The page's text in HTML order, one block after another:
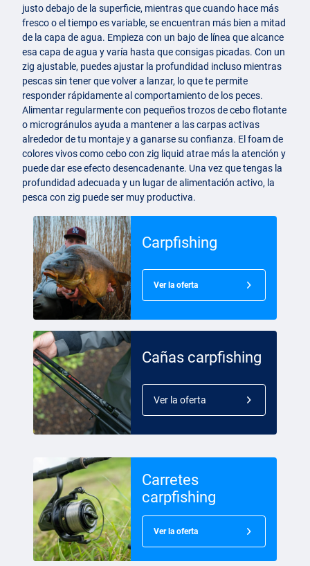
justo debajo de la superficie, mientras que cuando hace más
fresco o el tiempo es variable, se encuentran más bien a mitad
de la capa de agua. Empieza con un bajo de línea que alcance
esa capa de agua y varía hasta que consigas picadas. Con un
zig ajustable, puedes ajustar la profundidad incluso mientras
pescas sin tener que volver a lanzar, lo que te permite
responder rápidamente al comportamiento de los peces.
Alimentar regularmente con pequeños trozos de cebo flotante
o microgránulos ayuda a mantener a las carpas activas
alrededor de tu montaje y a ganarse su confianza. El foam de
colores vivos como cebo con zig liquid atrae más la atención y
puede dar ese efecto desencadenante. Una vez que tengas la
profundidad adecuada y un lugar de alimentación activo, la
pesca con zig puede ser muy productiva.
Carpfishing
Ver la oferta
Cañas carpfishing
Ver la oferta
Carretes
carpfishing
Ver la oferta